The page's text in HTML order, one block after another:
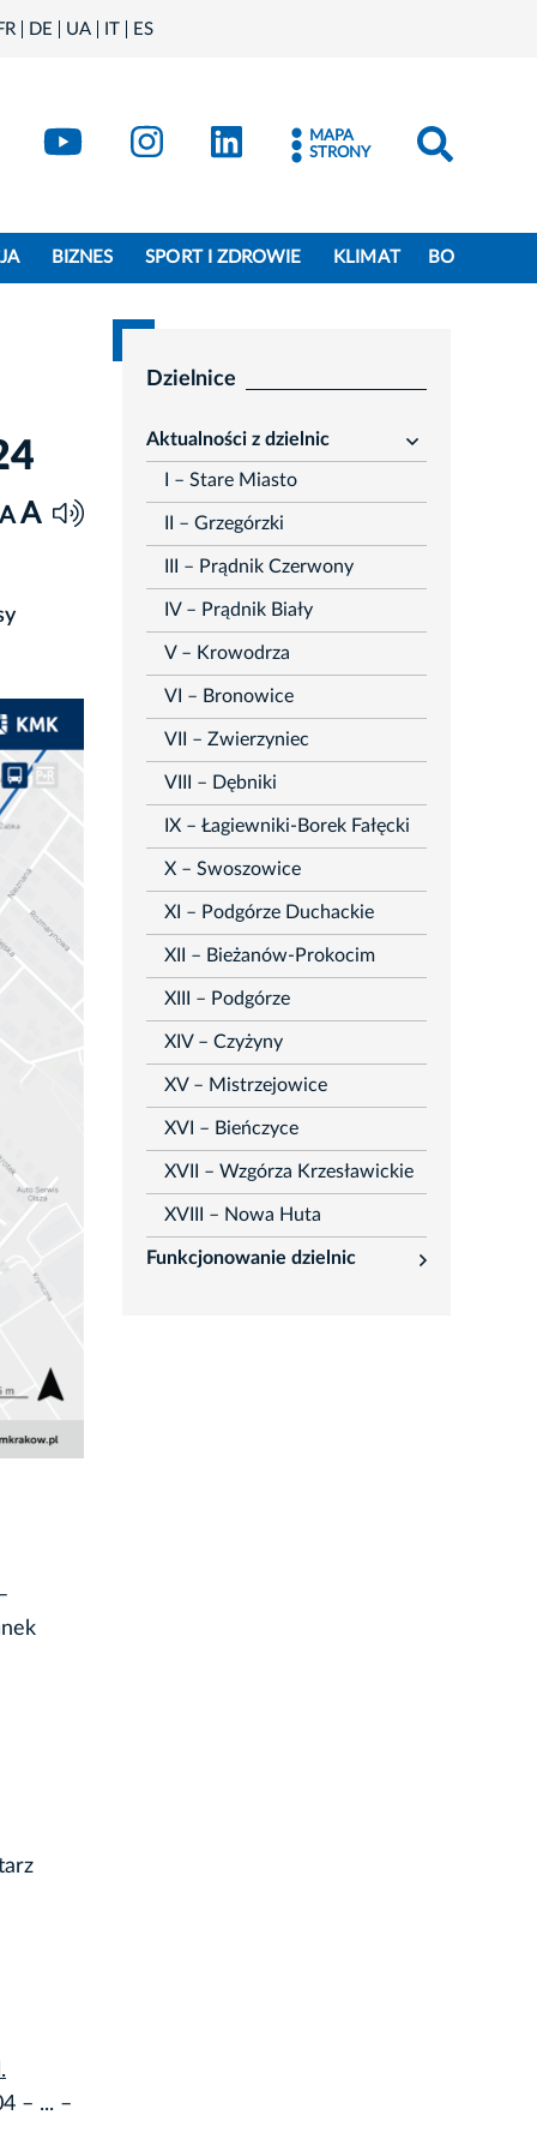
DE UA IT ES
Kraków - X
Kraków - YouTube
Kraków - Instagram
Kraków - LinkedIn
MAPA
STRONY
BIZNES SPORT I ZDROWIE KLIMAT BO
A A
– ... –
Dzielnice
Aktualności z dzielnic
rozwiń
I – Stare Miasto
II – Grzegórzki
III – Prądnik Czerwony
IV – Prądnik Biały
V – Krowodrza
VI – Bronowice
VII – Zwierzyniec
VIII – Dębniki
IX – Łagiewniki-Borek Fałęcki
X – Swoszowice
XI – Podgórze Duchackie
XII – Bieżanów-Prokocim
XIII – Podgórze
XIV – Czyżyny
XV – Mistrzejowice
XVI – Bieńczyce
XVII – Wzgórza Krzesławickie
XVIII – Nowa Huta
Funkcjonowanie dzielnic
rozwiń